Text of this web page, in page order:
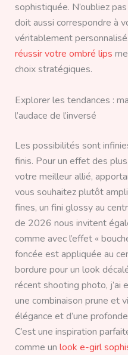
sophistiquée. N’oubliez
doit aussi correspondre à
véritablement
réussir votre ombré lips
choix stratégiques.
Explorer les tendances :
l’audace de l’inversé
Les possibilités sont
finis. Pour un effet des
votre meilleur allié,
vous souhaitez plutôt
fines, un fini glossy au
de 2026 nous invitent
comme avec l’effet «
foncée est appliquée au
bordure pour un look
récent shooting photo, j’ai
une combinaison prune et
élégance et d’une
C’est une inspiration
comme un look e-girl